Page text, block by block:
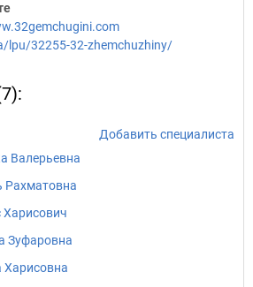
lpu/32255-32-zhemchuzhiny/
Добавить специалиста
Валерьевна
Рахматовна
Харисович
Зуфаровна
Харисовна